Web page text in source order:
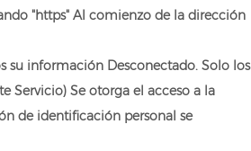
"https" Al comienzo de la dirección
información Desconectado. Solo los
Servicio) Se otorga el acceso a la
de identificación personal se